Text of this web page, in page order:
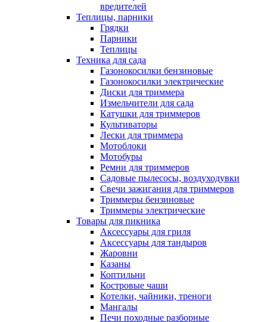
вредителей
Теплицы, парники
Грядки
Парники
Теплицы
Техника для сада
Газонокосилки бензиновые
Газонокосилки электрические
Диски для триммера
Измельчители для сада
Катушки для триммеров
Культиваторы
Лески для триммера
Мотоблоки
Мотобуры
Ремни для триммеров
Садовые пылесосы, воздуходувки
Свечи зажигания для триммеров
Триммеры бензиновые
Триммеры электрические
Товары для пикника
Аксессуары для гриля
Аксессуары для тандыров
Жаровни
Казаны
Коптильни
Костровые чаши
Котелки, чайники, треноги
Мангалы
Печи походные разборные